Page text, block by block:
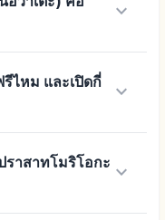
keyboard_arrow_down
ไหม และเปิดกี่
keyboard_arrow_down
าสาทโมริโอกะ keyboard_arrow_down